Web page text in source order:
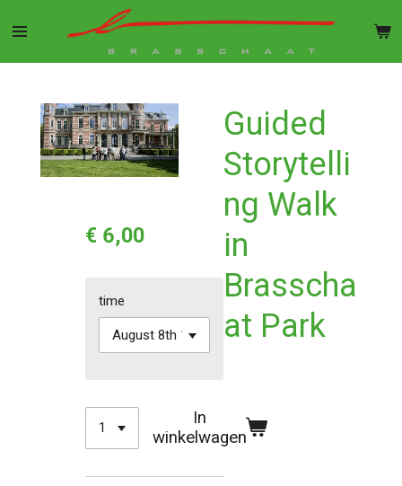
direct
Guided
Storytelli
ng Walk
in
Brasscha
at Park
€ 6,00
time
In
winkelwagen